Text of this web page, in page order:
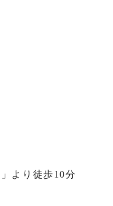
より徒歩10分